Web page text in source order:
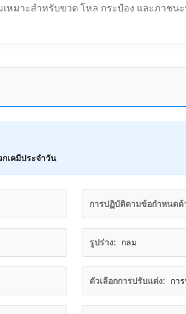
หมาะสำหรับขวด โหล กระป๋อง และภาช
เคมีประจําวัน
การปฏิบัติตามข้อกำหนด
รูปร่าง: กลม
ตัวเลือกการปรับแต่ง: กา